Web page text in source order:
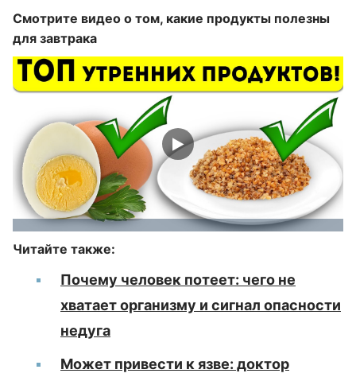
Смотрите видео о том, какие продукты полезны
для завтрака
Читайте также:
Почему человек потеет: чего не
хватает организму и сигнал опасности
недуга
Может привести к язве: доктор